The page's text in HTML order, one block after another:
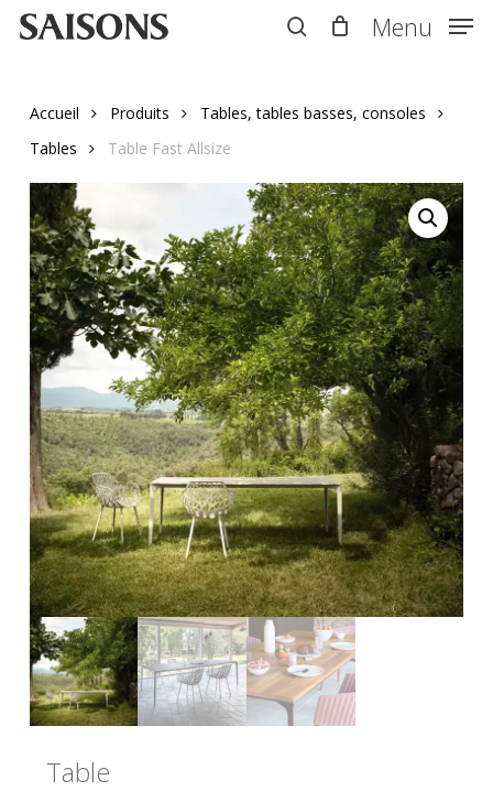
Skip
Menu
Accueil Produits
Tables, tables basses, consoles
Tables
Table Fast Allsize
Table